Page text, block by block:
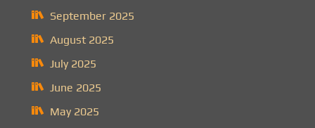
September 2025
August 2025
July 2025
June 2025
May 2025